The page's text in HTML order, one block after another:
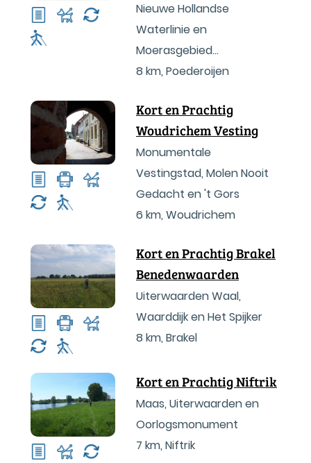
Nieuwe Hollandse
Waterlinie en
Moerasgebied
Munnikenland
8 km, Poederoijen
Kort en Prachtig
Woudrichem Vesting
Monumentale
Vestingstad, Molen Nooit
Gedacht en 't Gors
6 km, Woudrichem
Kort en Prachtig Brakel
Benedenwaarden
Uiterwaarden Waal,
Waarddijk en Het Spijker
8 km, Brakel
Kort en Prachtig Niftrik
Maas, Uiterwaarden en
Oorlogsmonument
7 km, Niftrik